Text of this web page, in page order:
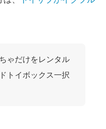
ゃだけをレンタル
トイボックス一択